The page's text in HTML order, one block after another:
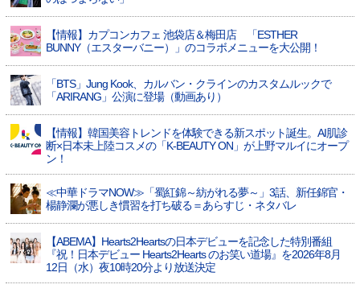
【情報】カプコンカフェ 池袋店＆梅田店 「ESTHER
BUNNY（エスターバニー）」のコラボメニューを大公開！
「BTS」Jung Kook、カルバン・クラインのカスタムルックで
「ARIRANG」公演に登場（動画あり）
【情報】韓国美容トレンドを体験できる新スポット誕生。AI肌診
断×日本未上陸コスメの「K-BEAUTY ON」が上野マルイにオープ
ン！
≪中華ドラマNOW≫「蜀紅錦～紡がれる夢～」3話、新任錦官・
楊静瀾が悪しき慣習を打ち破る＝あらすじ・ネタバレ
【ABEMA】Hearts2Heartsの日本デビューを記念した特別番組
『祝！日本デビュー Hearts2Hearts のお笑い道場』を2026年8月
12日（水）夜10時20分より放送決定